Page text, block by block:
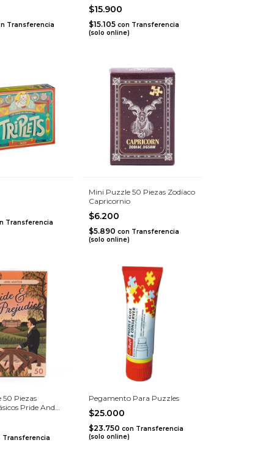
Transferencia
$15.900
$15.105 con Transferencia
(solo online)
Transferencia
Mini Puzzle 50 Piezas Zodíaco
Capricornio
$6.200
$5.890 con Transferencia
(solo online)
Piezas
Pride And
Transferencia
Pegamento Para Puzzles
$25.000
$23.750 con Transferencia
(solo online)